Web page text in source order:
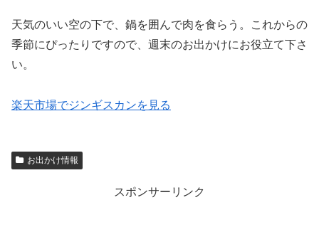
天気のいい空の下で、鍋を囲んで肉を食らう。これからの
季節にぴったりですので、週末のお出かけにお役立て下さ
い。
楽天市場でジンギスカンを見る
お出かけ情報
スポンサーリンク